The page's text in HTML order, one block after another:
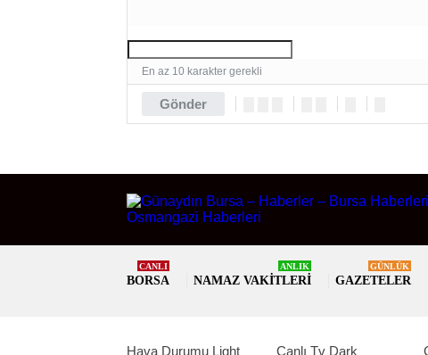
Gönder
En az 10 karakter gerekli
BORSA
CANLI
NAMAZ VAKITLERI
ANLIK
GAZETELER
GÜNLÜK
Hava Durumu Light Canlı Tv Dark